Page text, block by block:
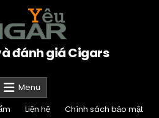
đánh giá Cigars
Menu
Liện hệ
Chính sách bảo mật